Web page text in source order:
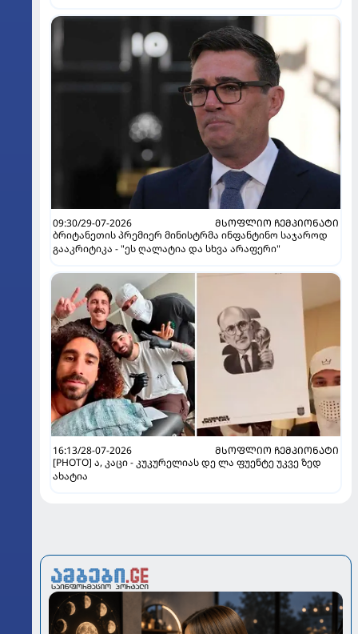
09:30/29-07-2026
ᲛᲡᲝᲤᲚᲘᲝ ᲩᲔᲛᲞᲘᲝᲜᲐᲢᲘ
ბრიტანეთის პრემიერ მინისტრმა ინფანტინო საჯაროდ
გააკრიტიკა - "ეს ღალატია და სხვა არაფერი"
16:13/28-07-2026
ᲛᲡᲝᲤᲚᲘᲝ ᲩᲔᲛᲞᲘᲝᲜᲐᲢᲘ
[PHOTO] ა, კაცი - კუკურელიას დე ლა ფუენტე უკვე ზედ
ახატია